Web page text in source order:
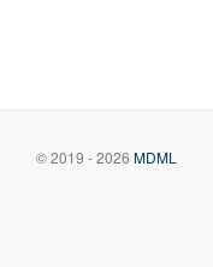
© 2019 - 2026 MDML